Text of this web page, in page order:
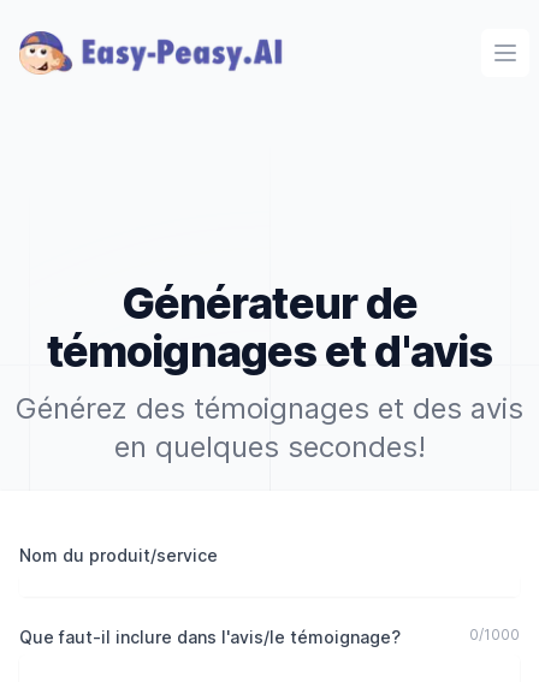
Générateur de
témoignages et d'avis
Générez des témoignages et des avis
en quelques secondes!
Nom du produit/service
Que faut-il inclure dans l'avis/le témoignage? 0/1000